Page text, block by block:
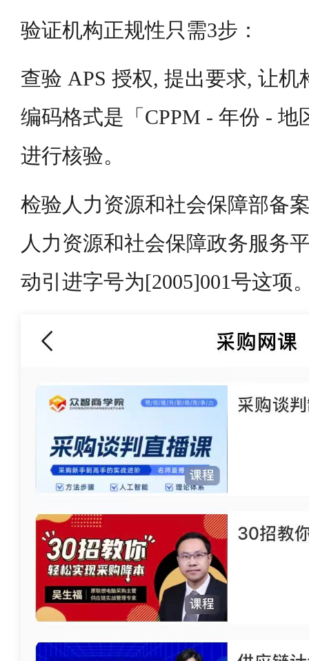
验证机构正规性只需3步：
查验 APS 授权, 提出要求, 让
编码格式是「CPPM - 年份 - 地
进行核验。
检验人力资源和社会保障部备
人力资源和社会保障政务服务
动引进字号为[2005]001号这项